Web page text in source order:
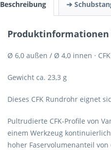
Beschreibung ➔
Produktinformationen
Ø 6,0 außen / Ø 4,0 innen ·
Gewicht ca. 23,3 g
Dieses CFK Rundrohr eignet
Pultrudierte CFK-Profile von
einem Werkzeug
hoher Faservolumenanteil